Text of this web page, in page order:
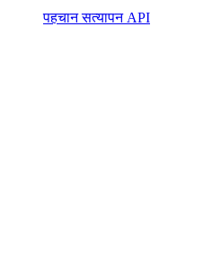
पहचान सत्यापन API